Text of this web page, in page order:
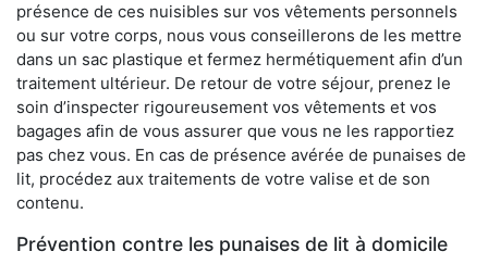
présence de ces nuisibles sur vos vêtements personnels
ou sur votre corps, nous vous conseillerons de les mettre
dans un sac plastique et fermez hermétiquement afin d’un
traitement ultérieur. De retour de votre séjour, prenez le
soin d’inspecter rigoureusement vos vêtements et vos
bagages afin de vous assurer que vous ne les rapportiez
pas chez vous. En cas de présence avérée de punaises de
lit, procédez aux traitements de votre valise et de son
contenu.
Prévention contre les punaises de lit à domicile